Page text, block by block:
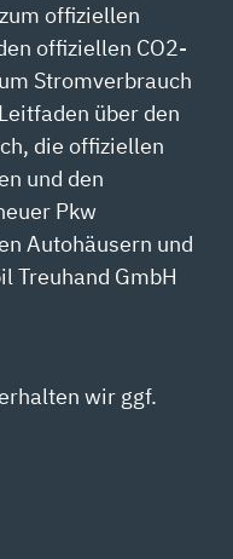
offiziellen
offiziellen CO2-
Stromverbrauch
über den
die offiziellen
und den
Pkw
Autohäusern und
Treuhand GmbH
wir ggf.